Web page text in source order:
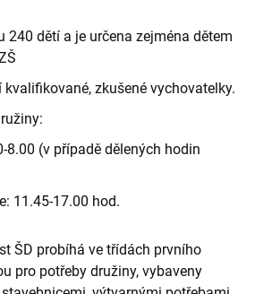
240 dětí a je určena zejména dětem
kvalifikované, zkušené vychovatelky.
8.00 (v případě dělených hodin
11.45-17.00 hod.
ŠD probíhá ve třídách prvního
pro potřeby družiny, vybaveny